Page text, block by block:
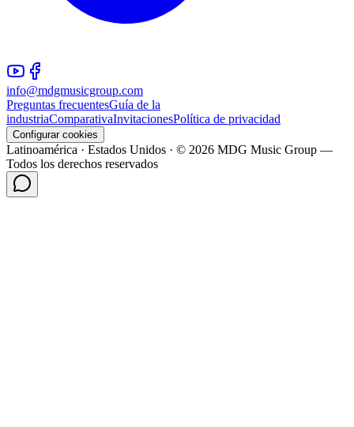
info@mdgmusicgroup.com
Preguntas frecuentesGuía de la
industriaComparativaInvitacionesPolítica de privacidad
Configurar cookies
Latinoamérica · Estados Unidos · © 2026 MDG Music Group —
Todos los derechos reservados